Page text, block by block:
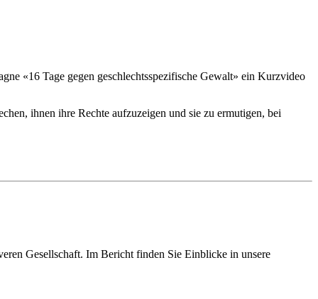
«16 Tage gegen geschlechtsspezifische Gewalt» ein Kurzvideo
ihnen ihre Rechte aufzuzeigen und sie zu ermutigen, bei
Gesellschaft. Im Bericht finden Sie Einblicke in unsere